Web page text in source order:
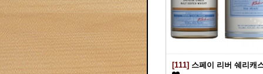
[111] 스페이 리버 쉐리캐